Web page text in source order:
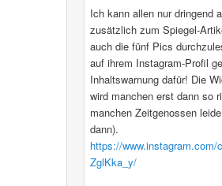
Ich kann allen nur dringend
zusätzlich zum Spiegel-
auch die fünf Pics
auf ihrem Instagram-Profil
Inhaltswarnung dafür! Die
wird manchen erst dann so
manchen Zeitgenossen
dann).
https://www.instagram.com/
ZglKka_y/